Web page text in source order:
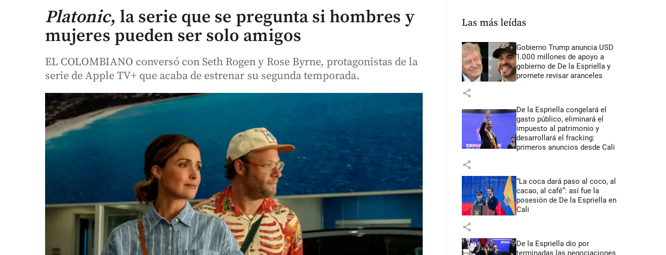
Platonic, la serie que se pregunta si hombres y
mujeres pueden ser solo amigos
EL COLOMBIANO conversó con Seth Rogen y Rose Byrne, protagonistas de la
serie de Apple TV+ que acaba de estrenar su segunda temporada.
Las más leídas
Gobierno Trump anuncia USD
1.000 millones de apoyo a
gobierno de De la Espriella y
promete revisar aranceles
share
De la Espriella congelará el
gasto público, eliminará el
impuesto al patrimonio y
desarrollará el fracking:
primeros anuncios desde Cali
share
“La coca dará paso al coco, al
cacao, al café”: así fue la
posesión de De la Espriella en
Cali
share
De la Espriella dio por
terminadas las negociaciones